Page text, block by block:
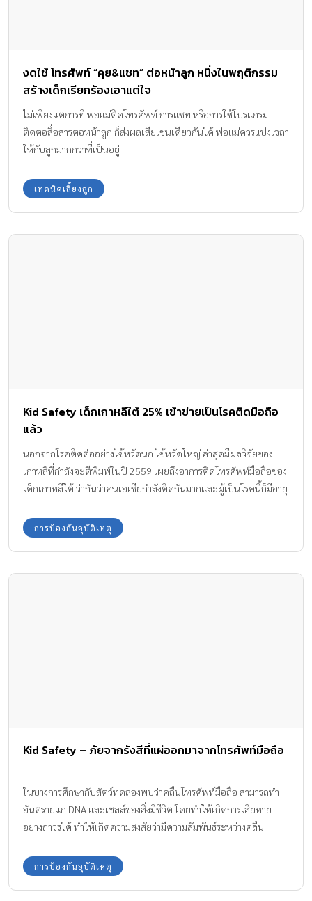
งดใช้ โทรศัพท์ “คุย&แชท” ต่อหน้าลูก หนึ่งในพฤติกรรม
สร้างเด็กเรียกร้องเอาแต่ใจ
ไม่เพียงแต่การที พ่อแม่ติดโทรศัพท์ การแชท หรือการใช้โปรแกรม
ติดต่อสื่อสารต่อหน้าลูก ก็ส่งผลเสียเช่นเดียวกันได้ พ่อแม่ควรแบ่งเวลา
ให้กับลูกมากกว่าที่เป็นอยู่
เทคนิคเลี้ยงลูก
Kid Safety เด็กเกาหลีใต้ 25% เข้าข่ายเป็นโรคติดมือถือ
แล้ว
นอกจากโรคติดต่ออย่างไข้หวัดนก ไข้หวัดใหญ่ ล่าสุดมีผลวิจัยของ
เกาหลีที่กำลังจะตีพิมพ์ในปี 2559 เผยถึงอาการติดโทรศัพท์มือถือของ
เด็กเกาหลีใต้ ว่ากันว่าคนเอเชียกำลังติดกันมากและผู้เป็นโรคนี้ก็มีอายุ
(Nomophobia) โนโมโฟเบีย คือความหวาดกลัวว่าตัวเองจะอยู่ไม่ได้
ถ้าไม่มีโทรศัพท์มือถือ จากการสำรวจนักเรียนเกาหลีใต้เกือบ 1,000
ชั่วโมงต่อวัน และพบว่าเด็กเกาหลีใต้ถึง 25 % เข้าข่ายเสพติดมือถือ
ในเอเชียควรจะจัดให้โรคติดโทรศัพท์มือถือเป็นโรคทางจิตเวชอย่าง
เมื่อพยายามเลิกจะมีอาการลงแดงเหมือนกัน […]
การป้องกันอุบัติเหตุ
Kid Safety – ภัยจากรังสีที่แผ่ออกมาจากโทรศัพท์มือถือ
ในบางการศึกษากับสัตว์ทดลองพบว่าคลื่นโทรศัพท์มือถือ สามารถทำ
อันตรายแก่ DNA และเซลล์ของสิ่งมีชีวิต โดยทำให้เกิดการเสียหาย
อย่างถาวรได้ ทำให้เกิดความสงสัยว่ามีความสัมพันธ์ระหว่างคลื่น
หาข้อสรุปได้ชัดเจน
การป้องกันอุบัติเหตุ